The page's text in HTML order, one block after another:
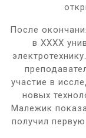
После
в XXXX
участие в
новых
Малежик
получил